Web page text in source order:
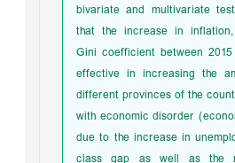
bivariate and multivariate
that the increase in
Gini coefficient between
effective in increasing the
different provinces of the
with economic disorder
due to the increase in